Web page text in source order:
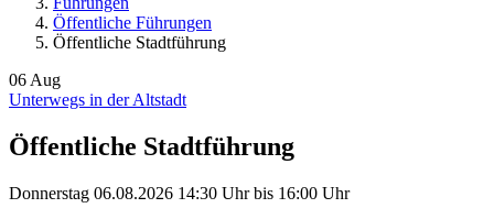
Öffentliche Führungen
Öffentliche Stadtführung
06 Aug
Unterwegs in der Altstadt
Öffentliche Stadtführung
Donnerstag 06.08.2026 14:30 Uhrbis 16:00 Uhr